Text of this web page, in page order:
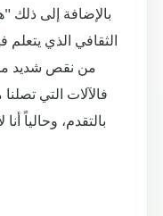
بالإضافة إلى ذلك
الثقافي الذي يتعلم
من نقص شديد من
فالآلات التي
بالتقدم، وحالياً